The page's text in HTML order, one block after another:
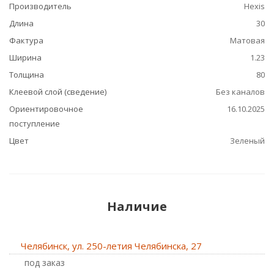
Производитель
Hexis
Длина
30
Фактура
Матовая
Ширина
1.23
Толщина
80
Клеевой слой (сведение)
Без каналов
Ориентировочное
поступление
16.10.2025
Цвет Зеленый
Наличие
Челябинск, ул. 250-летия Челябинска, 27
Под заказ